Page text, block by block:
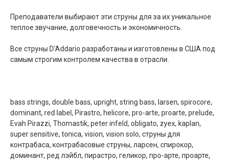
Преподаватели выбирают эти струны для за их уникальное
теплое звучание, долговечность и экономичность.
Все струны D'Addario разработаны и изготовлены в США под
самым строгим контролем качества в отрасли.
bass strings, double bass, upright, string bass, larsen, spirocore,
dominant, red label, Pirastro, helicore, pro-arte, proarte, prelude,
Evah Pirazzi, Thomastik, peter infeld, obligato, zyex, kaplan,
super sensitive, tonica, vision, vision solo, струны для
контрабаса, контрабасовые струны, ларсен, спирокор,
доминант, ред лэйбл, пирастро, геликор, про-арте, проарте,